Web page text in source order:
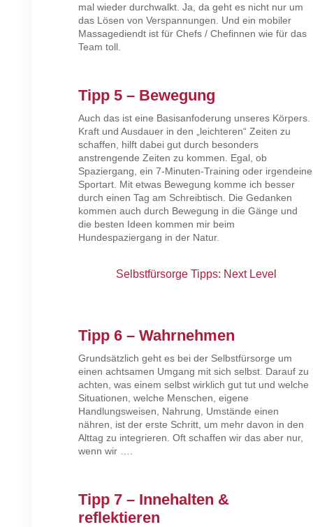
mal wieder durchwalkt. Ja, da geht es nicht nur um
das Lösen von Verspannungen. Und ein mobiler
Massagediendt ist für Chefs / Chefinnen wie für das
Team toll.
Tipp 5 – Bewegung
Auch das ist eine Basisanfoderung unseres Körpers.
Kraft und Ausdauer in den „leichteren“ Zeiten zu
schaffen, hilft dabei gut durch besonders
anstrengende Zeiten zu kommen. Egal, ob
Spaziergang, ein 7-Minuten-Training oder irgendeine
Sportart. Mit etwas Bewegung komme ich besser
durch einen Tag am Schreibtisch. Die Gedanken
kommen auch durch Bewegung in die Gänge und
die besten Ideen kommen mir beim
Hundespaziergang in der Natur.
Selbstfürsorge Tipps: Next Level
Tipp 6 – Wahrnehmen
Grundsätzlich geht es bei der Selbstfürsorge um
einen achtsamen Umgang mit sich selbst. Darauf zu
achten, was einem selbst wirklich gut tut und welche
Situationen, welche Menschen, eigene
Handlungsweisen, Nahrung, Umstände einen
nähren, ist der erste Schritt, um mehr davon in den
Alttag zu integrieren. Oft schaffen wir das aber nur,
wenn wir ….
Tipp 7 – Innehalten &
reflektieren